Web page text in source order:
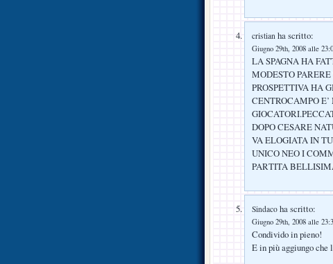
cristian ha scritto:
Giugno 29th, 2008 alle
LA SPAGNA HA
MODESTO
PROSPETTIVA HA
CENTROCAMPO
DOPO CESARE
VA ELOGIATA IN
UNICO NEO I
PARTITA
Sindaco ha scritto:
Giugno 29th, 2008 alle
Condivido in pieno!
E in più aggiungo che